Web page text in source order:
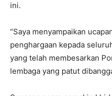
ini.
“Saya menyampaikan
penghargaan kepada
yang telah membesarkan
lembaga yang patut